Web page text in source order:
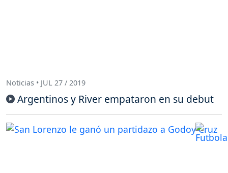
Noticias • JUL 27 / 2019
Argentinos y River empataron en su debut